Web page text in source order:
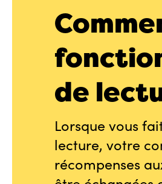
de
Lorsque vous
lecture, votre
récompenses